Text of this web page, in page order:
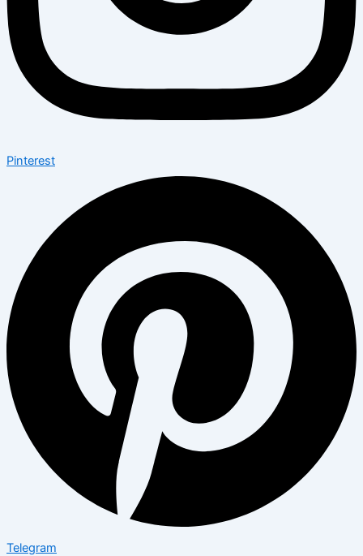
Pinterest
Telegram